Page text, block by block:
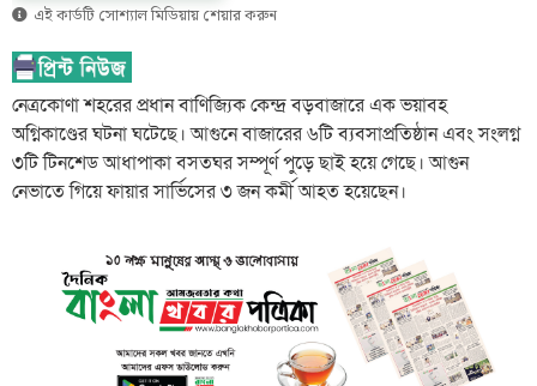
এই কার্ডটি সোশ্যাল মিডিয়ায় শেয়ার করুন
নেত্রকোণা শহরের প্রধান বাণিজ্যিক কেন্দ্র বড়বাজারে এক ভয়াবহ
অগ্নিকাণ্ডের ঘটনা ঘটেছে। আগুনে বাজারের ৬টি ব্যবসাপ্রতিষ্ঠান এবং সংলগ্ন
৩টি টিনশেড আধাপাকা বসতঘর সম্পূর্ণ পুড়ে ছাই হয়ে গেছে। আগুন
নেভাতে গিয়ে ফায়ার সার্ভিসের ৩ জন কর্মী আহত হয়েছেন।